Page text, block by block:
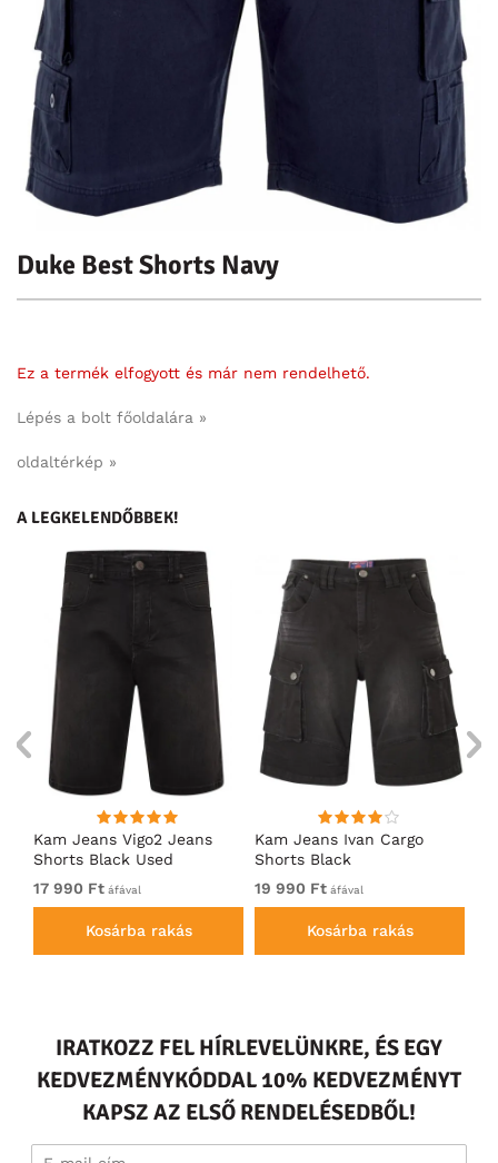
Duke Best Shorts Navy
Ez a termék elfogyott és már nem rendelhető.
Lépés a bolt főoldalára »
oldaltérkép »
A LEGKELENDŐBBEK!
Kam Jeans Vigo2 Jeans
Shorts Black Used
17 990 Ft áfával
Kosárba rakás
Kam Jeans Ivan Cargo
Shorts Black
19 990 Ft áfával
Kosárba rakás
IRATKOZZ FEL HÍRLEVELÜNKRE, ÉS EGY
KEDVEZMÉNYKÓDDAL 10% KEDVEZMÉNYT
KAPSZ AZ ELSŐ RENDELÉSEDBŐL!